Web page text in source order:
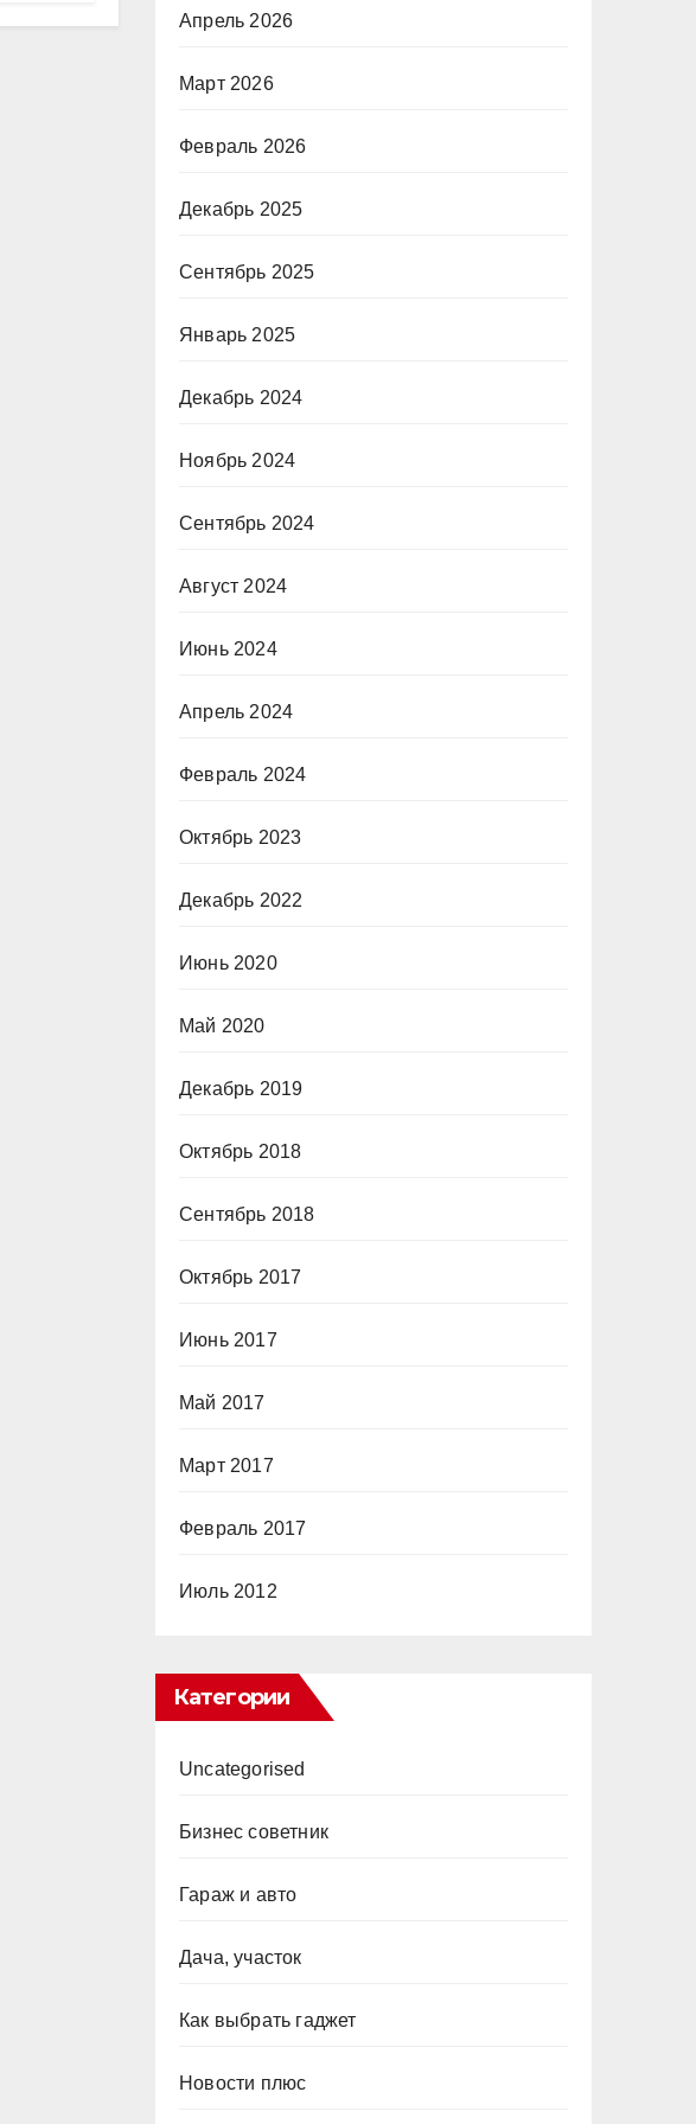
Апрель 2026
Март 2026
Февраль 2026
Декабрь 2025
Сентябрь 2025
Январь 2025
Декабрь 2024
Ноябрь 2024
Сентябрь 2024
Август 2024
Июнь 2024
Апрель 2024
Февраль 2024
Октябрь 2023
Декабрь 2022
Июнь 2020
Май 2020
Декабрь 2019
Октябрь 2018
Сентябрь 2018
Октябрь 2017
Июнь 2017
Май 2017
Март 2017
Февраль 2017
Июль 2012
Категории
Uncategorised
Бизнес советник
Гараж и авто
Дача, участок
Как выбрать гаджет
Новости плюс